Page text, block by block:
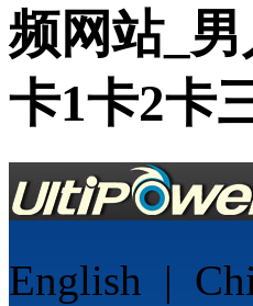
频网站_
卡1卡2卡
English |